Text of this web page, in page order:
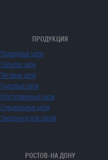
ПРОДУКЦИЯ
Приводные цепи
Сельхоз цепи
Тяговые цепи
Грузовые цепи
Круглозвенные цепи
Специальные цепи
Звездочки для цепей
РОСТОВ-НА ДОНУ